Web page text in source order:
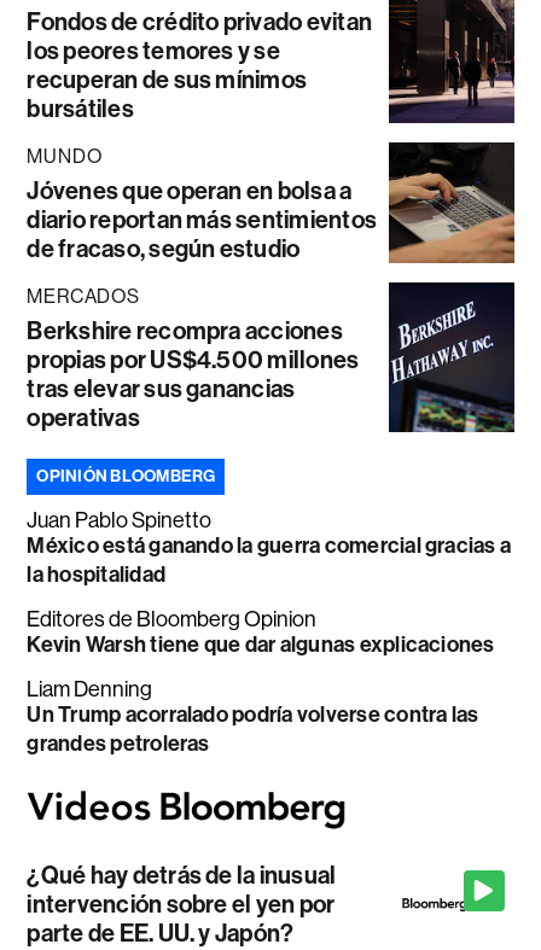
Fondos de crédito privado evitan
los peores temores y se
recuperan de sus mínimos
bursátiles
MUNDO
Jóvenes que operan en bolsa a
diario reportan más sentimientos
de fracaso, según estudio
MERCADOS
Berkshire recompra acciones
propias por US$4.500 millones
tras elevar sus ganancias
operativas
OPINIÓN BLOOMBERG
Juan Pablo Spinetto
México está ganando la guerra comercial gracias a
la hospitalidad
Editores de Bloomberg Opinion
Kevin Warsh tiene que dar algunas explicaciones
Liam Denning
Un Trump acorralado podría volverse contra las
grandes petroleras
¿Qué hay detrás de la inusual
intervención sobre el yen por
parte de EE. UU. y Japón?